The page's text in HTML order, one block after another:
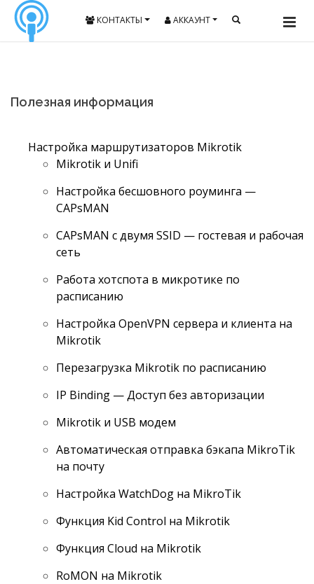
КОНТАКТЫ АККАУНТ
Полезная информация
Настройка маршрутизаторов Mikrotik
Mikrotik и Unifi
Настройка бесшовного роуминга —
CAPsMAN
CAPsMAN с двумя SSID — гостевая и рабочая
сеть
Работа хотспота в микротике по
расписанию
Настройка OpenVPN сервера и клиента на
Mikrotik
Перезагрузка Mikrotik по расписанию
IP Binding — Доступ без авторизации
Mikrotik и USB модем
Автоматическая отправка бэкапа MikroTik
на почту
Настройка WatchDog на MikroTik
Функция Kid Control на Mikrotik
Функция Cloud на Mikrotik
RoMON на Mikrotik